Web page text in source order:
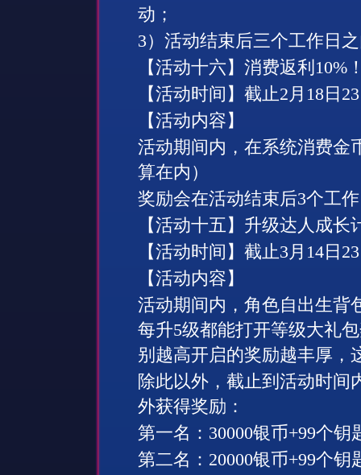
动；
3）活动结束后三个工作日
【活动十六】消费返利 10%
【活动时间】截止2月 18日 23
【活动内容】
活动期间内，在系统消费金
算在内）
奖励会在活动结束后3个工
【活动十五】升级达人成长
【活动时间】截止3月 14日 23
【活动内容】
活动期间内，角色自出生背
每升5级都能打开等级大礼
别越高开启的奖励越丰厚，
除此以外，截止到活动时间
外获得奖励：
第一名： 30000银币+99个钥
第二名： 20000银币+99个钥